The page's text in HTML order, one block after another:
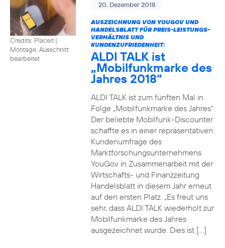
Credits: Placeit |
Montage, Ausschnitt
bearbeitet
20. Dezember 2018
AUSZEICHNUNG VON YOUGOV UND
HANDELSBLATT FÜR PREIS-LEISTUNGS-
VERHÄLTNIS UND
KUNDENZUFRIEDENHEIT:
ALDI TALK ist
„Mobilfunkmarke des
Jahres 2018“
ALDI TALK ist zum fünften Mal in
Folge „Mobilfunkmarke des Jahres“.
Der beliebte Mobilfunk-Discounter
schaffte es in einer repräsentativen
Kundenumfrage des
Marktforschungsunternehmens
YouGov in Zusammenarbeit mit der
Wirtschafts- und Finanzzeitung
Handelsblatt in diesem Jahr erneut
auf den ersten Platz. „Es freut uns
sehr, dass ALDI TALK wiederholt zur
Mobilfunkmarke des Jahres
ausgezeichnet wurde. Dies ist […]